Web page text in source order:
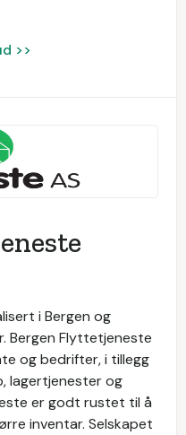
>>
i Bergen og
Bergen Flyttetjeneste
og bedrifter, i tillegg
lagertjenester og
er godt rustet til å
inventar. Selskapet